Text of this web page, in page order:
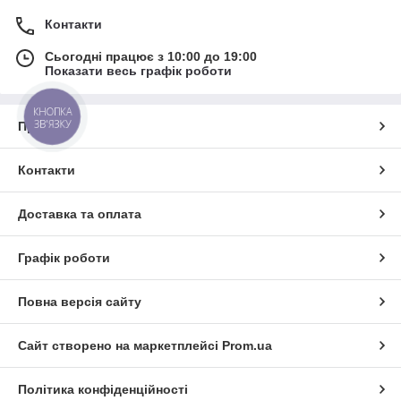
Контакти
Сьогодні працює з 10:00 до 19:00
Показати весь графік роботи
Про нас
Контакти
Доставка та оплата
Графік роботи
Повна версія сайту
Сайт створено на маркетплейсі Prom.ua
Політика конфіденційності
КНОПКА
ЗВ'ЯЗКУ